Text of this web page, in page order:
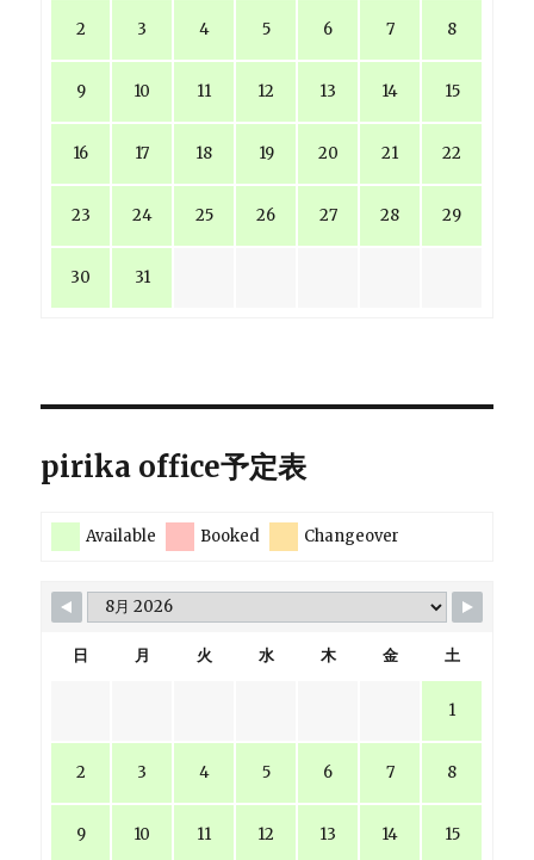
2 3 4 5 6 7 8
9 10 11 12 13 14 15
16 17 18 19 20 21 22
23 24 25 26 27 28 29
30 31
pirika office予定表
Available Booked Changeover
日 月 火 水 木 金 土
1
2 3 4 5 6 7 8
9 10 11 12 13 14 15